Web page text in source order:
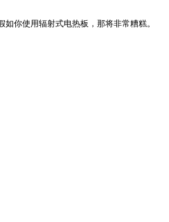
你使用辐射式电热板，那将非常糟糕。